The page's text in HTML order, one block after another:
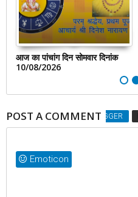
आज का पांचांग दिन सोमवार दिनांक
10/08/2026
POST A COMMENTBLOGGER
Emoticon